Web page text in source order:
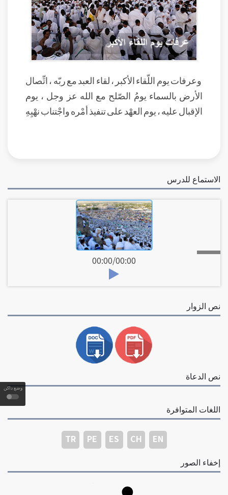
وضع داكن
وعرفات يوم اللّقاء الأكبر ، لقاء العبد مع ربّه ، اتِّصال
الأرض بالسماء يومُ الصّلح مع الله عز وجل ، يوم
الإقبال عليه ، يوم العهْد على تنفيذ أمْره واجْتناب نهْيِهِ
الاستماع للدرس
00:00/00:00
نص الزوار
نص الدعاة
اللغات المتوافرة
EN
CH
ES
PE
TR
إخفاء الصور